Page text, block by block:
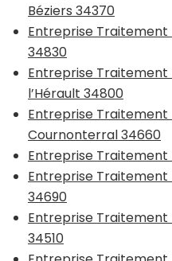
Béziers 34370
Entreprise Traitement
34830
Entreprise Traitement
l’Hérault 34800
Entreprise Traitement
Cournonterral 34660
Entreprise Traitement
Entreprise Traitement
34690
Entreprise Traitement
34510